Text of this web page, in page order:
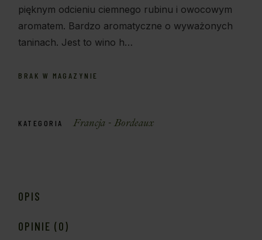
pięknym odcieniu ciemnego rubinu i owocowym
aromatem. Bardzo aromatyczne o wyważonych
taninach. Jest to wino h…
BRAK W MAGAZYNIE
KATEGORIA Francja - Bordeaux
OPIS
OPINIE (0)